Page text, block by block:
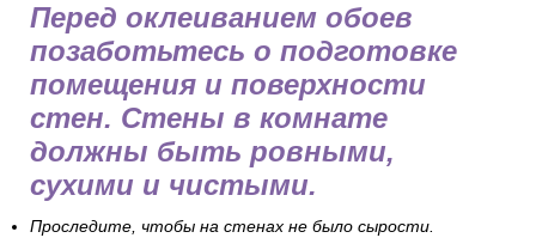
Перед оклеиванием обоев
позаботьтесь о подготовке
помещения и поверхности
стен. Стены в комнате
должны быть ровными,
сухими и чистыми.
Проследите, чтобы на стенах не было сырости.